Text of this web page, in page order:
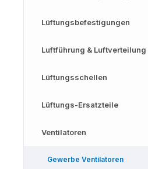
Lüftungsbefestigungen
Luftführung & Luftverteilung
Lüftungsschellen
Lüftungs-Ersatzteile
Ventilatoren
Gewerbe Ventilatoren